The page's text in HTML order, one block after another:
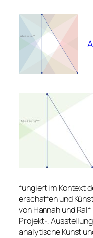
springen
fungiert im Kontext
erschaffen und
von Hannah und
Projekt-,
analytische Kunst